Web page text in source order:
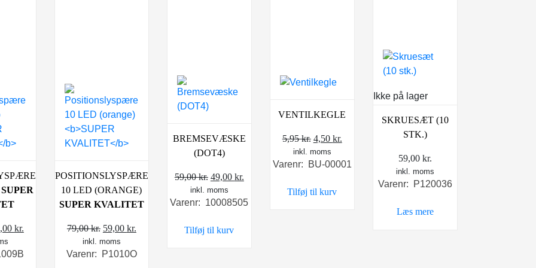
SUPER
kr.
pris
POSITIONSLYSPÆRE
10 LED (ORANGE)
SUPER KVALITET
79,00kr. Den
oprindelige
pris
59,00 kr.
pris
inkl. moms
Varenr: P1010O
BREMSEVÆSKE
(DOT4)
59,00kr. Den
oprindelige
pris
59,00 kr..
49,00 kr.
pris
inkl. moms
Varenr: 10008505
Tilføj til kurv
VENTILKEGLE
5,95kr. Den
oprindelige
pris
5,95 kr..
4,50 kr.
pris
inkl. moms
Varenr: BU-00001
Tilføj til kurv
Ikke på lager
SKRUESÆT (10
STK.)
59,00 kr.
inkl. moms
Varenr: P120036
Læs mere